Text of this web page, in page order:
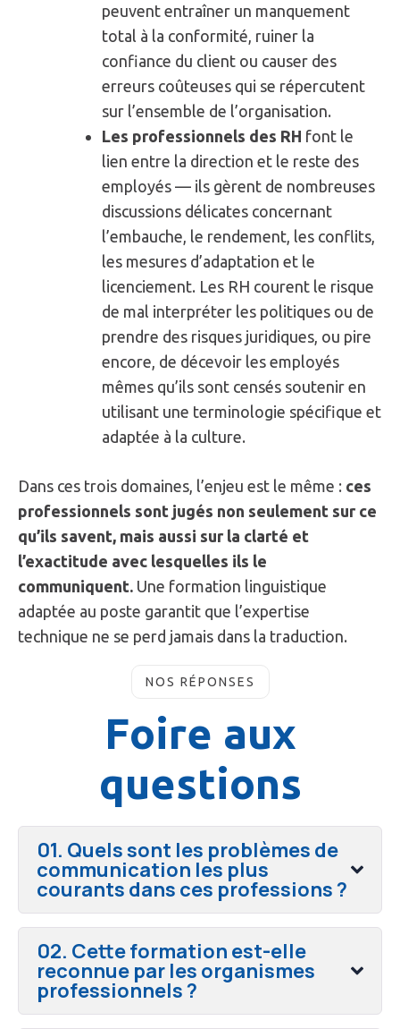
peuvent entraîner un manquement
total à la conformité, ruiner la
confiance du client ou causer des
erreurs coûteuses qui se répercutent
sur l’ensemble de l’organisation.
Les professionnels des RH font le
lien entre la direction et le reste des
employés — ils gèrent de nombreuses
discussions délicates concernant
l’embauche, le rendement, les conflits,
les mesures d’adaptation et le
licenciement. Les RH courent le risque
de mal interpréter les politiques ou de
prendre des risques juridiques, ou pire
encore, de décevoir les employés
mêmes qu’ils sont censés soutenir en
utilisant une terminologie spécifique et
adaptée à la culture.
Dans ces trois domaines, l’enjeu est le même : ces
professionnels sont jugés non seulement sur ce
qu’ils savent, mais aussi sur la clarté et
l’exactitude avec lesquelles ils le
communiquent. Une formation linguistique
adaptée au poste garantit que l’expertise
technique ne se perd jamais dans la traduction.
NOS RÉPONSES
Foire aux
questions
01. Quels sont les problèmes de
communication les plus
courants dans ces professions ?
02. Cette formation est-elle
reconnue par les organismes
professionnels ?